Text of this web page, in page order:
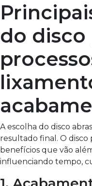
do disco
A escolha do disco
resultado final. O
benefícios que vão
influenciando tempo,